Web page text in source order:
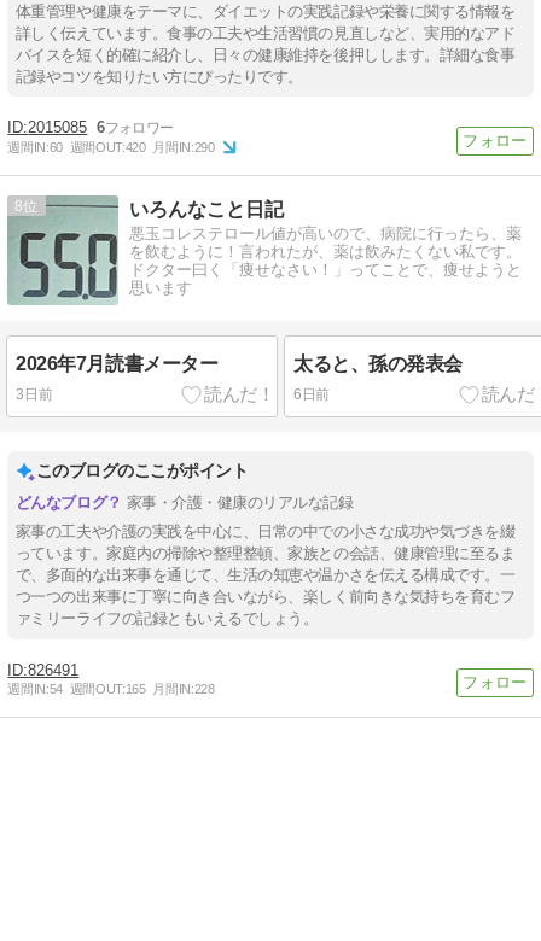
体重管理や健康をテーマに、ダイエットの実践記録や栄養に関する情報を
詳しく伝えています。食事の工夫や生活習慣の見直しなど、実用的なアド
バイスを短く的確に紹介し、日々の健康維持を後押しします。詳細な食事
記録やコツを知りたい方にぴったりです。
2015085 6
週間IN:60 週間OUT:420 月間IN:290
8 いろんなこと日記
悪玉コレステロール値が高いので、病院に行ったら、薬
を飲むように！言われたが、薬は飲みたくない私です。
ドクター曰く「痩せなさい！」ってことで、痩せようと
思います
2026年7月読書メーター
3日前
太ると、孫の発表会
6日前
このブログのここがポイント
家事・介護・健康のリアルな記録
家事の工夫や介護の実践を中心に、日常の中での小さな成功や気づきを綴
っています。家庭内の掃除や整理整頓、家族との会話、健康管理に至るま
で、多面的な出来事を通じて、生活の知恵や温かさを伝える構成です。一
つ一つの出来事に丁寧に向き合いながら、楽しく前向きな気持ちを育むフ
ァミリーライフの記録ともいえるでしょう。
826491
週間IN:54 週間OUT:165 月間IN:228